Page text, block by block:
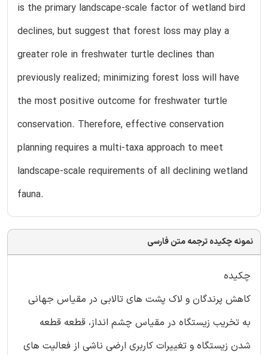
is the primary landscape-scale factor of wetland bird
declines, but suggest that forest loss may play a
greater role in freshwater turtle declines than
previously realized; minimizing forest loss will have
the most positive outcome for freshwater turtle
conservation. Therefore, effective conservation
planning requires a multi-taxa approach to meet
landscape-scale requirements of all declining wetland
fauna.
نمونه چکیده ترجمه متن فارسی
چکیده
کاهش پرندگان و لاک پشت های تالابی در مقیاس جهانی
به تخریب زیستگاه در مقیاس چشم انداز، قطعه قطعه
شدن زیستگاه و تغییرات کاربری ارضی ناشی از فعالیت های